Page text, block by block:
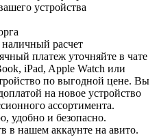
устройства
расчет
платеж уточняйте в чате
iPad, Apple Watch или
по выгодной цене. Вы
на новое устройство
ассортимента.
удобно и безопасно.
в нашем аккаунте на авито.